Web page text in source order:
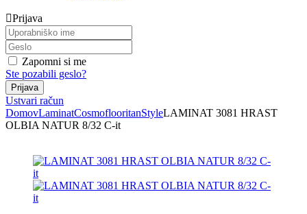
Prijava
Zapomni si me
Ste pozabili geslo?
Ustvari račun
DomovLaminatCosmoflooritanStyleLAMINAT 3081 HRAST
OLBIA NATUR 8/32 C-it